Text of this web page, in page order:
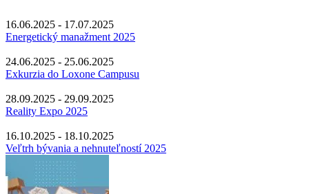
16.06.2025 - 17.07.2025
Energetický manažment 2025
24.06.2025 - 25.06.2025
Exkurzia do Loxone Campusu
28.09.2025 - 29.09.2025
Reality Expo 2025
16.10.2025 - 18.10.2025
Veľtrh bývania a nehnuteľností 2025